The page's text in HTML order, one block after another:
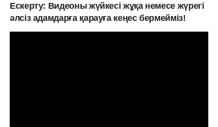
Ескерту: Видеоны жүйкесі жұқа немесе жүрегі
әлсіз адамдарға қарауға кеңес бермейміз!